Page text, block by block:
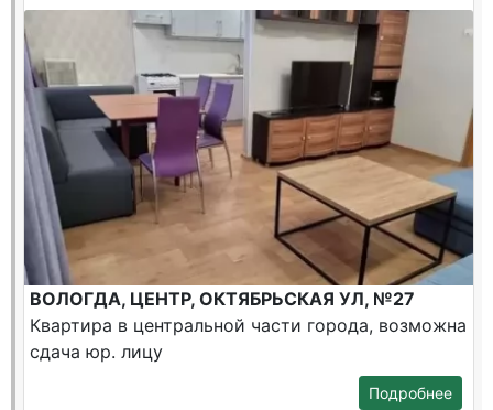
ВОЛОГДА, ЦЕНТР, ОКТЯБРЬСКАЯ УЛ, №27
Квартира в центральной части города, возможна
сдача юр. лицу
Подробнее